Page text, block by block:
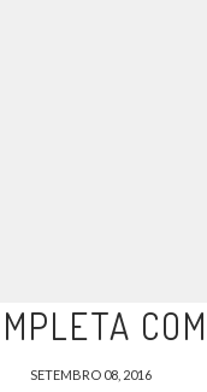
SETEMBRO 08, 2016